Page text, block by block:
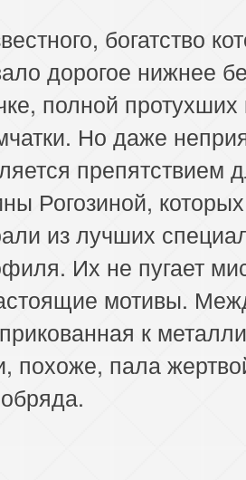
богатство
дорогое нижнее
полной протухших
Но даже
препятствием
Рогозиной,
из лучших
Их не пугает
мотивы.
к
похоже, пала